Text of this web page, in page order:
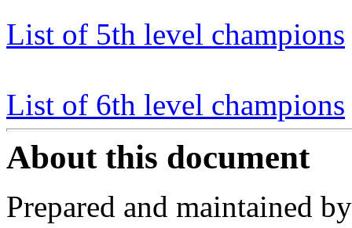
List of 5th level champions
List of 6th level champions
About this document
Prepared and maintained